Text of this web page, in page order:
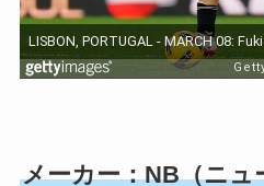
メーカー：NB（ニュ